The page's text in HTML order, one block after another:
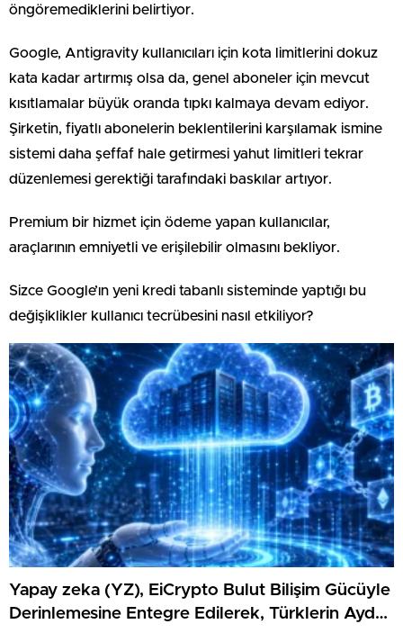
öngöremediklerini belirtiyor.
Google, Antigravity kullanıcıları için kota limitlerini dokuz
kata kadar artırmış olsa da, genel aboneler için mevcut
kısıtlamalar büyük oranda tıpkı kalmaya devam ediyor.
Şirketin, fiyatlı abonelerin beklentilerini karşılamak ismine
sistemi daha şeffaf hale getirmesi yahut limitleri tekrar
düzenlemesi gerektiği tarafındaki baskılar artıyor.
Premium bir hizmet için ödeme yapan kullanıcılar,
araçlarının emniyetli ve erişilebilir olmasını bekliyor.
Sizce Google’ın yeni kredi tabanlı sisteminde yaptığı bu
değişiklikler kullanıcı tecrübesini nasıl etkiliyor?
Yapay zeka (YZ), EiCrypto Bulut Bilişim Gücüyle
Derinlemesine Entegre Edilerek, Türklerin Ayda